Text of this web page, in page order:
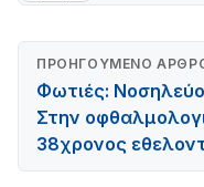
ΠΡΟΗΓΟΎΜΕΝΟ
Φωτιές:
Στην
38χρονος